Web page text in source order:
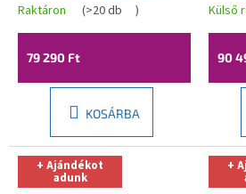
zuhanykabinhoz 65 cm,
856-065-000-01-00
Raktáron (>20 db )
79 290 Ft
KOSÁRBA
cm,
00
Külső
90
+ Ajándékot
adunk
+